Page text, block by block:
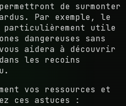
permettront de surmonter
Par exemple, le
particulièrement utile
dangereuses sans
aidera à découvrir
les recoins
vos ressources et
ces astuces :